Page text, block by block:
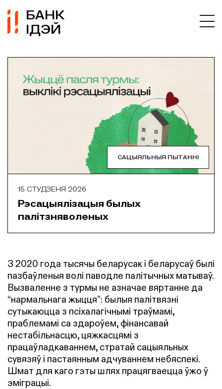
БАНК
ІДЭЙ
САЦЫЯЛЬНЫЯ ПЫТАННІ
15 СТУДЗЕНЯ 2026
Рэсацыялізацыя былых
палітзняволеных
З 2020 года тысячы беларусак і беларусаў былі
пазбаўленыя волі паводле палітычных матываў.
Вызваленне з турмы не азначае вяртанне да
“нармальнага жыцця”: былыя палітвязні
сутыкаюцца з псіхалагічнымі траўмамі,
праблемамі са здароўем, фінансавай
нестабільнасцю, цяжкасцямі з
працаўладкаваннем, стратай сацыяльных
сувязяў і пастаянным адчуваннем небяспекі.
Шмат для каго гэты шлях працягваецца ўжо ў
эміграцыі.